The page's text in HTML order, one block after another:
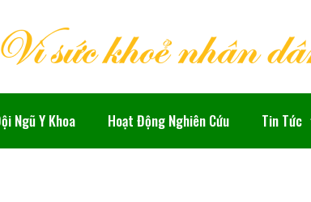
Ngũ Y Khoa Hoạt Động Nghiên Cứu Tin Tức